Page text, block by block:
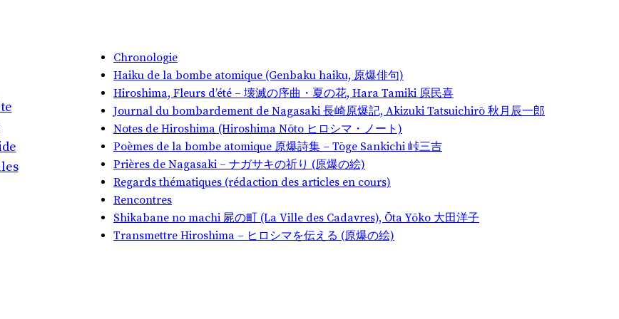
Chronologie
Haiku de la bombe atomique (Genbaku haiku, 原爆俳句)
Hiroshima, Fleurs d’été – 壊滅の序曲・夏の花, Hara Tamiki 原民喜
Journal du bombardement de Nagasaki 長崎原爆記, Akizuki Tatsuichirō 秋月辰一郎
Notes de Hiroshima (Hiroshima Nōto ヒロシマ・ノート)
Poèmes de la bombe atomique 原爆詩集 – Tōge Sankichi 峠三吉
Prières de Nagasaki – ナガサキの祈り (原爆の絵)
Regards thématiques (rédaction des articles en cours)
Rencontres
Shikabane no machi 屍の町 (La Ville des Cadavres), Ōta Yōko 大田洋子
Transmettre Hiroshima – ヒロシマを伝える (原爆の絵)